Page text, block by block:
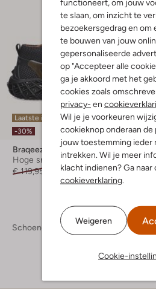
functioneert, om jouw
te slaan, om inzicht te
bezoekersgedrag en om
te bouwen van jouw
gepersonaliseerde
op "Accepteer alle
ga je akkoord met het
cookies zoals
privacy- en
Wil je je voorkeuren
cookieknop onderaan de
jouw toestemming ieder
intrekken. Wil je meer
klacht indienen? Ga naar
cookieverklaring.
Weigeren
Cookie-
Laatste item
-30%
Braqeez
Hoge sneakers
€ 119,95
€ 83,99
Schoenen Kinderschoenen